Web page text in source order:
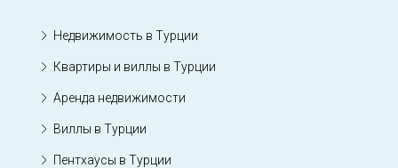
Недвижимость в Турции
Квартиры и виллы в Турции
Аренда недвижимости
Виллы в Турции
Пентхаусы в Турции